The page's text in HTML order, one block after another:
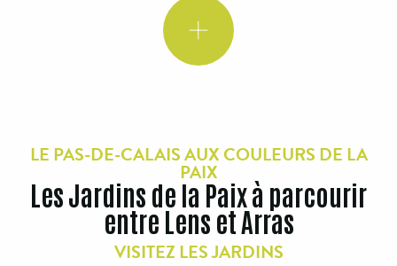
LE PAS-DE-CALAIS AUX COULEURS DE LA
PAIX
Les Jardins de la Paix à parcourir
entre Lens et Arras
VISITEZ LES JARDINS